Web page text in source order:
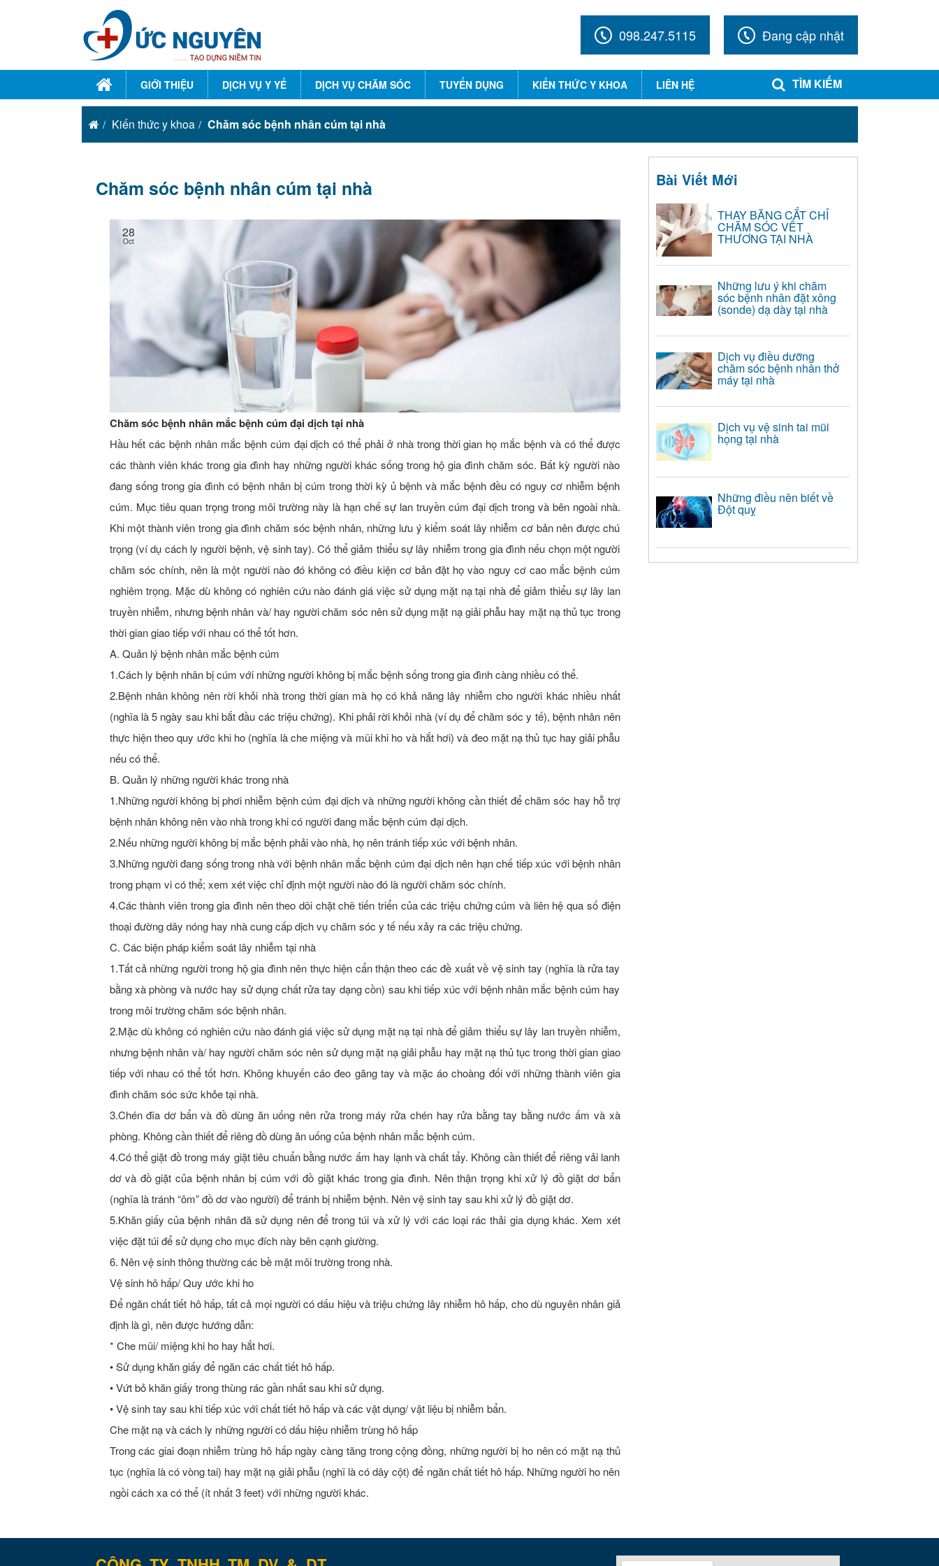
098.247.5115 Đang cập nhật
GIỚI THIỆU DỊCH VỤ Y YẾ DỊCH VỤ CHĂM SÓC TUYỂN DỤNG KIẾN THỨC Y KHOA LIÊN HỆ TÌM KIẾM
Kiến thức y khoa Chăm sóc bệnh nhân cúm tại nhà
Chăm sóc bệnh nhân cúm tại nhà
28
Oct
Chăm sóc bệnh nhân mắc bệnh cúm đại dịch tại nhà
Hầu hết các bệnh nhân mắc bệnh cúm đại dịch có thể phải ở nhà trong thời gian họ mắc bệnh và có thể được
các thành viên khác trong gia đình hay những người khác sống trong hộ gia đình chăm sóc. Bất kỳ người nào
đang sống trong gia đình có bệnh nhân bị cúm trong thời kỳ ủ bệnh và mắc bệnh đều có nguy cơ nhiễm bệnh
cúm. Mục tiêu quan trọng trong môi trường này là hạn chế sự lan truyền cúm đại dịch trong và bên ngoài nhà.
Khi một thành viên trong gia đình chăm sóc bệnh nhân, những lưu ý kiểm soát lây nhiễm cơ bản nên được chú
trọng (ví dụ cách ly người bệnh, vệ sinh tay). Có thể giảm thiểu sự lây nhiễm trong gia đình nếu chọn một người
chăm sóc chính, nên là một người nào đó không có điều kiện cơ bản đặt họ vào nguy cơ cao mắc bệnh cúm
nghiêm trọng. Mặc dù không có nghiên cứu nào đánh giá việc sử dụng mặt nạ tại nhà để giảm thiểu sự lây lan
truyền nhiễm, nhưng bệnh nhân và/ hay người chăm sóc nên sử dụng mặt nạ giải phẫu hay mặt nạ thủ tục trong
thời gian giao tiếp với nhau có thể tốt hơn.
A. Quản lý bệnh nhân mắc bệnh cúm
1.Cách ly bệnh nhân bị cúm với những người không bị mắc bệnh sống trong gia đình càng nhiều có thể.
2.Bệnh nhân không nên rời khỏi nhà trong thời gian mà họ có khả năng lây nhiễm cho người khác nhiều nhất
(nghĩa là 5 ngày sau khi bắt đầu các triệu chứng). Khi phải rời khỏi nhà (ví dụ để chăm sóc y tế), bệnh nhân nên
thực hiện theo quy ước khi ho (nghĩa là che miệng và mũi khi ho và hắt hơi) và đeo mặt nạ thủ tục hay giải phẫu
nếu có thể.
B. Quản lý những người khác trong nhà
1.Những người không bị phơi nhiễm bệnh cúm đại dịch và những người không cần thiết để chăm sóc hay hỗ trợ
bệnh nhân không nên vào nhà trong khi có người đang mắc bệnh cúm đại dịch.
2.Nếu những người không bị mắc bệnh phải vào nhà, họ nên tránh tiếp xúc với bệnh nhân.
3.Những người đang sống trong nhà với bệnh nhân mắc bệnh cúm đại dịch nên hạn chế tiếp xúc với bệnh nhân
trong phạm vi có thể; xem xét việc chỉ định một người nào đó là người chăm sóc chính.
4.Các thành viên trong gia đình nên theo dõi chặt chẽ tiến triển của các triệu chứng cúm và liên hệ qua số điện
thoại đường dây nóng hay nhà cung cấp dịch vụ chăm sóc y tế nếu xảy ra các triệu chứng.
C. Các biện pháp kiểm soát lây nhiễm tại nhà
1.Tất cả những người trong hộ gia đình nên thực hiện cẩn thận theo các đề xuất về vệ sinh tay (nghĩa là rửa tay
bằng xà phòng và nước hay sử dụng chất rửa tay dạng cồn) sau khi tiếp xúc với bệnh nhân mắc bệnh cúm hay
trong môi trường chăm sóc bệnh nhân.
2.Mặc dù không có nghiên cứu nào đánh giá việc sử dụng mặt nạ tại nhà để giảm thiểu sự lây lan truyền nhiễm,
nhưng bệnh nhân và/ hay người chăm sóc nên sử dụng mặt nạ giải phẫu hay mặt nạ thủ tục trong thời gian giao
tiếp với nhau có thể tốt hơn. Không khuyến cáo đeo găng tay và mặc áo choàng đối với những thành viên gia
đình chăm sóc sức khỏe tại nhà.
3.Chén đĩa dơ bẩn và đồ dùng ăn uống nên rửa trong máy rửa chén hay rửa bằng tay bằng nước ấm và xà
phòng. Không cần thiết để riêng đồ dùng ăn uống của bệnh nhân mắc bệnh cúm.
4.Có thể giặt đồ trong máy giặt tiêu chuẩn bằng nước ấm hay lạnh và chất tẩy. Không cần thiết để riêng vải lanh
dơ và đồ giặt của bệnh nhân bị cúm với đồ giặt khác trong gia đình. Nên thận trọng khi xử lý đồ giặt dơ bẩn
(nghĩa là tránh “ôm” đồ dơ vào người) để tránh bị nhiễm bệnh. Nên vệ sinh tay sau khi xử lý đồ giặt dơ.
5.Khăn giấy của bệnh nhân đă sử dụng nên để trong túi và xử lý với các loại rác thải gia dụng khác. Xem xét
việc đặt túi để sử dụng cho mục đích này bên cạnh giường.
6. Nên vệ sinh thông thường các bề mặt môi trường trong nhà.
Vệ sinh hô hấp/ Quy ước khi ho
Để ngăn chất tiết hô hấp, tất cả mọi người có dấu hiệu và triệu chứng lây nhiễm hô hấp, cho dù nguyên nhân giả
định là gì, nên được hướng dẫn:
* Che mũi/ miệng khi ho hay hắt hơi.
• Sử dụng khăn giấy để ngăn các chất tiết hô hấp.
• Vứt bỏ khăn giấy trong thùng rác gần nhất sau khi sử dụng.
• Vệ sinh tay sau khi tiếp xúc với chất tiết hô hấp và các vật dụng/ vật liệu bị nhiễm bẩn.
Che mặt nạ và cách ly những người có dấu hiệu nhiễm trùng hô hấp
Trong các giai đoạn nhiễm trùng hô hấp ngày càng tăng trong cộng đồng, những người bị ho nên có mặt nạ thủ
tục (nghĩa là có vòng tai) hay mặt nạ giải phẫu (nghĩ là có dây cột) để ngăn chất tiết hô hấp. Những người ho nên
ngồi cách xa có thể (ít nhất 3 feet) với những người khác.
Bài Viết Mới
THAY BĂNG CẮT CHỈ
CHĂM SÓC VẾT
THƯƠNG TẠI NHÀ
Những lưu ý khi chăm
sóc bệnh nhân đặt xông
(sonde) dạ dày tại nhà
Dịch vụ điều dưỡng
chăm sóc bệnh nhân thở
máy tại nhà
Dịch vụ vệ sinh tai mũi
họng tại nhà
Những điều nên biết về
Đột quỵ